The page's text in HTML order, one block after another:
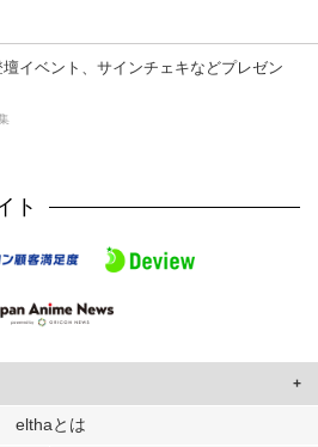
イベント、サインチェキなどプレゼン
ト
て、ユーザーに合わせたコンテンツや広告の
elthaとは